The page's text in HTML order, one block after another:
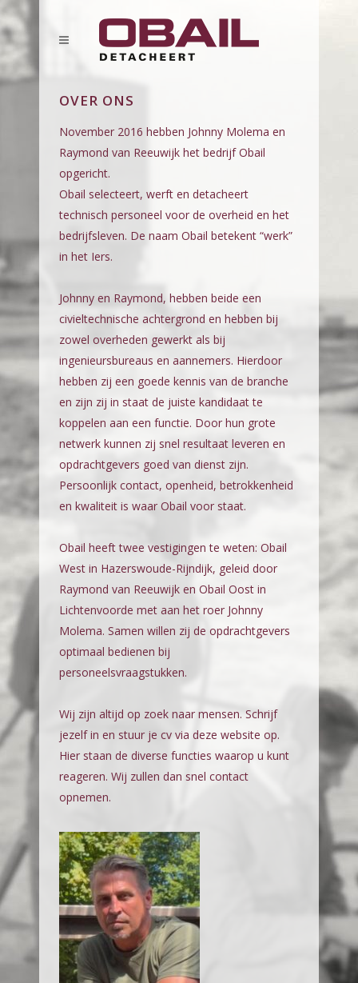
OVER ONS
November 2016 hebben Johnny Molema en
Raymond van Reeuwijk het bedrijf Obail
opgericht.
Obail selecteert, werft en detacheert
technisch personeel voor de overheid en het
bedrijfsleven. De naam Obail betekent “werk”
in het Iers.
Johnny en Raymond, hebben beide een
civieltechnische achtergrond en hebben bij
zowel overheden gewerkt als bij
ingenieursbureaus en aannemers. Hierdoor
hebben zij een goede kennis van de branche
en zijn zij in staat de juiste kandidaat te
koppelen aan een functie. Door hun grote
netwerk kunnen zij snel resultaat leveren en
opdrachtgevers goed van dienst zijn.
Persoonlijk contact, openheid, betrokkenheid
en kwaliteit is waar Obail voor staat.
Obail heeft twee vestigingen te weten: Obail
West in Hazerswoude-Rijndijk, geleid door
Raymond van Reeuwijk en Obail Oost in
Lichtenvoorde met aan het roer Johnny
Molema. Samen willen zij de opdrachtgevers
optimaal bedienen bij
personeelsvraagstukken.
Wij zijn altijd op zoek naar mensen. Schrijf
jezelf in en stuur je cv via deze website op.
Hier staan de diverse functies waarop u kunt
reageren. Wij zullen dan snel contact
opnemen.